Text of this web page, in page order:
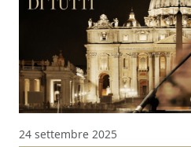
24 settembre 2025